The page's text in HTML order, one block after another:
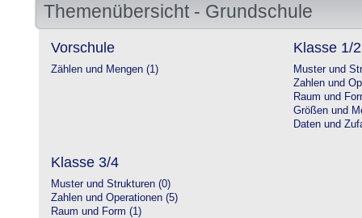
Themenübersicht - Grundschule
Vorschule
Zählen und Mengen (1)
Klasse 1/2
Muster und
Zahlen und
Raum und
Größen und
Daten und
Klasse 3/4
Muster und Strukturen (0)
Zahlen und Operationen (5)
Raum und Form (1)